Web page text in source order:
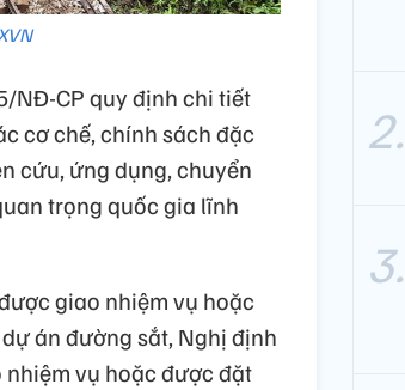
NĐ-CP quy định chi tiết
cơ chế, chính sách đặc
cứu, ứng dụng, chuyển
trọng quốc gia lĩnh
giao nhiệm vụ hoặc
án đường sắt, Nghị định
vụ hoặc được đặt